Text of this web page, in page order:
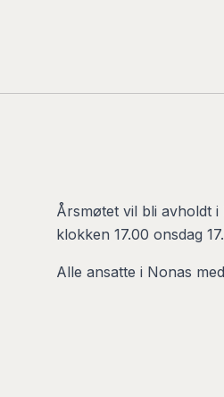
Årsmøtet vil bli avholdt i
klokken 17.00 onsdag
Alle ansatte i Nonas